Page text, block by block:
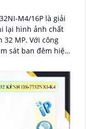
M4/16P là giải
lại hình ảnh chất
Với công
sát ban đêm hiệu